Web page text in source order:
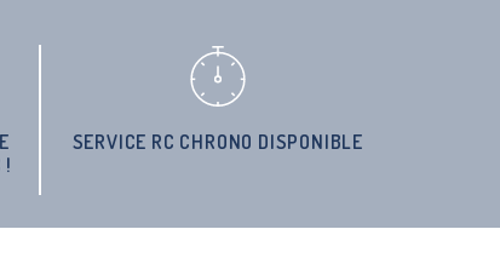
!
SERVICE RC CHRONO DISPONIBLE